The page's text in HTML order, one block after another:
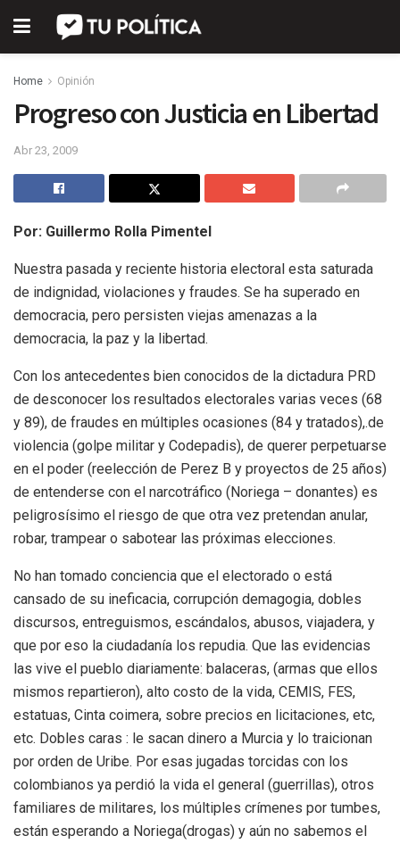
Home Opinión
Progreso con Justicia en Libertad
Abr 23, 2009
Por: Guillermo Rolla Pimentel
Nuestra pasada y reciente historia electoral esta saturada
de indignidad, violaciones y fraudes. Se ha superado en
democracia, pero persisten viejas amenazas a la
democracia, la paz y la libertad.
Con los antecedentes bien conocidos de la dictadura PRD
de desconocer los resultados electorales varias veces (68
y 89), de fraudes en múltiples ocasiones (84 y tratados),.de
violencia (golpe militar y Codepadis), de querer perpetuarse
en el poder (reelección de Perez B y proyectos de 25 años)
de entenderse con el narcotráfico (Noriega – donantes) es
peligrosísimo el riesgo de que otra vez pretendan anular,
robar, trampear o sabotear las próximas elecciones.
No han tomado conciencia que el electorado o está
cansado de su ineficacia, corrupción demagogia, dobles
discursos, entreguismos, escándalos, abusos, viajadera, y
que por eso la ciudadanía los repudia. Que las evidencias
las vive el pueblo diariamente: balaceras, (armas que ellos
mismos repartieron), alto costo de la vida, CEMIS, FES,
estatuas, Cinta coimera, sobre precios en licitaciones, etc,
etc. Dobles caras : le sacan dinero a Murcia y lo traicionan
por orden de Uribe. Por esas jugadas torcidas con los
colombianos ya perdió la vida el general (guerrillas), otros
familiares de militares, los múltiples crímenes por tumbes,
están esperando a Noriega(drogas) y aún no sabemos el